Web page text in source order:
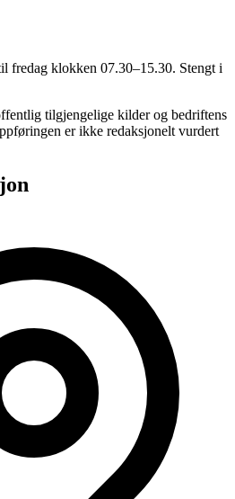
fredag klokken 07.30–15.30. Stengt i
tilgjengelige kilder og bedriftens
er ikke redaksjonelt vurdert